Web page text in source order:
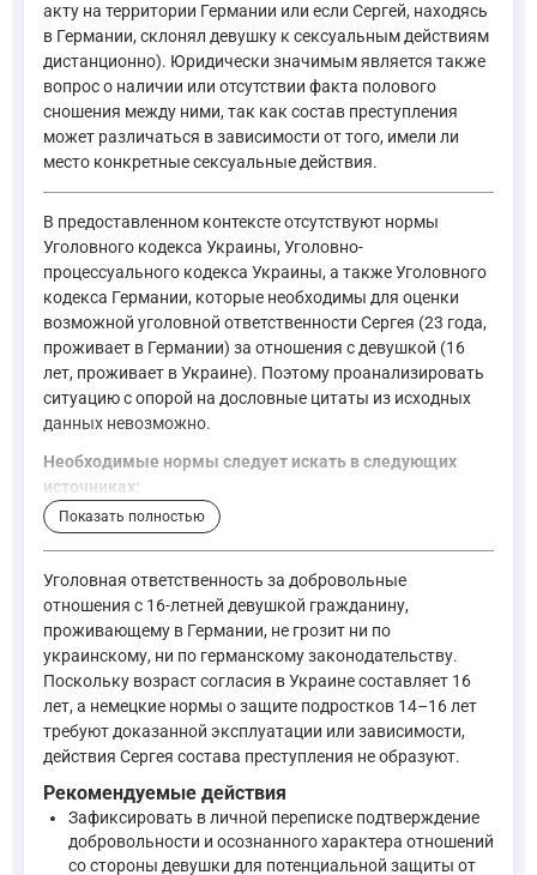
акту на территории Германии или если Сергей, находясь
в Германии, склонял девушку к сексуальным действиям
дистанционно). Юридически значимым является также
вопрос о наличии или отсутствии факта полового
сношения между ними, так как состав преступления
может различаться в зависимости от того, имели ли
место конкретные сексуальные действия.
В предоставленном контексте отсутствуют нормы
Уголовного кодекса Украины, Уголовно-
процессуального кодекса Украины, а также Уголовного
кодекса Германии, которые необходимы для оценки
возможной уголовной ответственности Сергея (23 года,
проживает в Германии) за отношения с девушкой (16
лет, проживает в Украине). Поэтому проанализировать
ситуацию с опорой на дословные цитаты из исходных
данных невозможно.
Необходимые нормы следует искать в следующих
источниках:
Уголовный кодекс Украины
Уголовный кодекс Германии (Strafgesetzbuch, StGB)
Уголовно-процессуальный кодекс Германии
Предварительный анализ на основе общеизвестных
Поскольку девушка старше 16 лет, а в Украине возраст
Окончательный вывод можно будет сделать только после
Показать полностью
Уголовная ответственность за добровольные
отношения с 16-летней девушкой гражданину,
проживающему в Германии, не грозит ни по
украинскому, ни по германскому законодательству.
Поскольку возраст согласия в Украине составляет 16
лет, а немецкие нормы о защите подростков 14–16 лет
требуют доказанной эксплуатации или зависимости,
действия Сергея состава преступления не образуют.
Рекомендуемые действия
Зафиксировать в личной переписке подтверждение
добровольности и осознанного характера отношений
со стороны девушки для потенциальной защиты от